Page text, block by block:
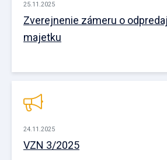
25.11.2025
Zverejnenie zámeru o
majetku
24.11.2025
VZN 3/2025